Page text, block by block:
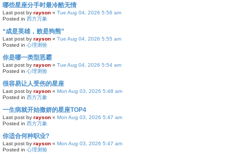
哪些星座分手时最冷酷无情
Last post by rayson « Tue Aug 04, 2026 5:56 am
Posted in 西方万象
“成是英雄，败是狗熊”
Last post by rayson « Tue Aug 04, 2026 5:55 am
Posted in 心理测验
你是哪一类型恶霸
Last post by rayson « Tue Aug 04, 2026 5:54 am
Posted in 心理测验
很容易让人受伤的星座
Last post by rayson « Mon Aug 03, 2026 5:48 am
Posted in 西方万象
一生病就开始撒娇的星座TOP4
Last post by rayson « Mon Aug 03, 2026 5:47 am
Posted in 西方万象
你适合何种职业?
Last post by rayson « Mon Aug 03, 2026 5:47 am
Posted in 心理测验